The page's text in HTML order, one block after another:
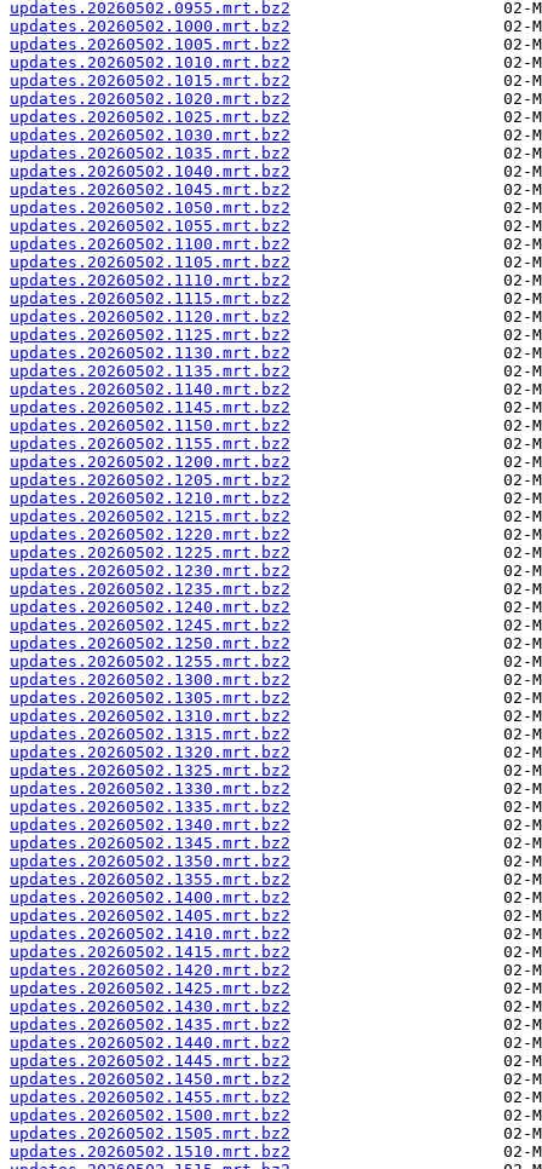
updates.20260502.0955.mrt.bz2
updates.20260502.1000.mrt.bz2
updates.20260502.1005.mrt.bz2
updates.20260502.1010.mrt.bz2
updates.20260502.1015.mrt.bz2
updates.20260502.1020.mrt.bz2
updates.20260502.1025.mrt.bz2
updates.20260502.1030.mrt.bz2
updates.20260502.1035.mrt.bz2
updates.20260502.1040.mrt.bz2
updates.20260502.1045.mrt.bz2
updates.20260502.1050.mrt.bz2
updates.20260502.1055.mrt.bz2
updates.20260502.1100.mrt.bz2
updates.20260502.1105.mrt.bz2
updates.20260502.1110.mrt.bz2
updates.20260502.1115.mrt.bz2
updates.20260502.1120.mrt.bz2
updates.20260502.1125.mrt.bz2
updates.20260502.1130.mrt.bz2
updates.20260502.1135.mrt.bz2
updates.20260502.1140.mrt.bz2
updates.20260502.1145.mrt.bz2
updates.20260502.1150.mrt.bz2
updates.20260502.1155.mrt.bz2
updates.20260502.1200.mrt.bz2
updates.20260502.1205.mrt.bz2
updates.20260502.1210.mrt.bz2
updates.20260502.1215.mrt.bz2
updates.20260502.1220.mrt.bz2
updates.20260502.1225.mrt.bz2
updates.20260502.1230.mrt.bz2
updates.20260502.1235.mrt.bz2
updates.20260502.1240.mrt.bz2
updates.20260502.1245.mrt.bz2
updates.20260502.1250.mrt.bz2
updates.20260502.1255.mrt.bz2
updates.20260502.1300.mrt.bz2
updates.20260502.1305.mrt.bz2
updates.20260502.1310.mrt.bz2
updates.20260502.1315.mrt.bz2
updates.20260502.1320.mrt.bz2
updates.20260502.1325.mrt.bz2
updates.20260502.1330.mrt.bz2
updates.20260502.1335.mrt.bz2
updates.20260502.1340.mrt.bz2
updates.20260502.1345.mrt.bz2
updates.20260502.1350.mrt.bz2
updates.20260502.1355.mrt.bz2
updates.20260502.1400.mrt.bz2
updates.20260502.1405.mrt.bz2
updates.20260502.1410.mrt.bz2
updates.20260502.1415.mrt.bz2
updates.20260502.1420.mrt.bz2
updates.20260502.1425.mrt.bz2
updates.20260502.1430.mrt.bz2
updates.20260502.1435.mrt.bz2
updates.20260502.1440.mrt.bz2
updates.20260502.1445.mrt.bz2
updates.20260502.1450.mrt.bz2
updates.20260502.1455.mrt.bz2
updates.20260502.1500.mrt.bz2
updates.20260502.1505.mrt.bz2
updates.20260502.1510.mrt.bz2